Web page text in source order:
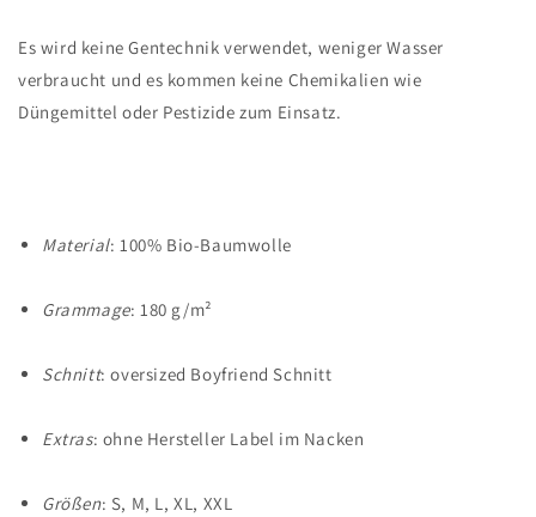
Es wird keine Gentechnik verwendet, weniger Wasser
verbraucht und es kommen keine Chemikalien wie
Düngemittel oder Pestizide zum Einsatz.
Material: 100% Bio-Baumwolle
Grammage: 180 g/m²
Schnitt: oversized Boyfriend Schnitt
Extras: ohne Hersteller Label im Nacken
Größen: S, M, L, XL, XXL